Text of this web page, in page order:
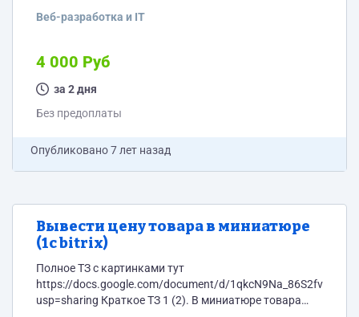
%D0%B1%D0%B8%D0%BB%D0%BB?node-id=0%3A1
на данном сервисе после чего я дам доступ к проекту.
Там есть все необходимые картинки. В верстке
должна быть анимация (плавная загрузка и
страницы) как показано на видео
Веб-разработка и IT
4 000 Руб
за 2 дня
Без предоплаты
Опубликовано7 лет назад
Вывести цену товара в миниатюре
(1с bitrix)
Полное ТЗ с картинками тут
https://docs.google.com/document/d/
usp=sharing Краткое ТЗ 1 (2). В миниатюре товара